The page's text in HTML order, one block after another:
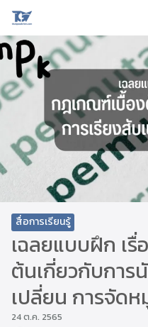
Skip
content
Search
for:
สื่อการเรียนรู้
เฉลยแบบฝึก เ
ต้นเกี่ยวกับการ
เปลี่ยน การจัดห
24 ต.ค. 2565